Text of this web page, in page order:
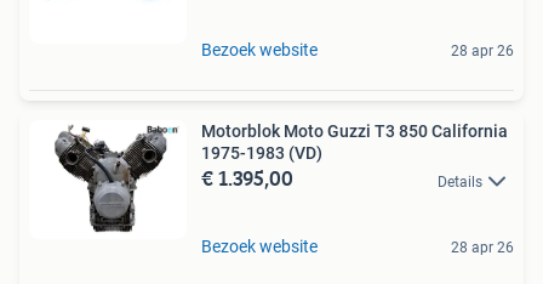
Bezoek website 28 apr 26
Motorblok Moto Guzzi T3 850 California
1975-1983 (VD)
€ 1.395,00 Details
Bezoek website 28 apr 26